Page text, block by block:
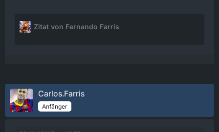
Zitat von Fernando Farris
Carlos.Farris
Anfänger